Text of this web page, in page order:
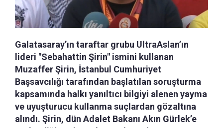
Galatasaray’ın taraftar grubu UltraAslan’ın
lideri "Sebahattin Şirin" ismini kullanan
Muzaffer Şirin, İstanbul Cumhuriyet
Başsavcılığı tarafından başlatılan soruşturma
kapsamında halkı yanıltıcı bilgiyi alenen yayma
ve uyuşturucu kullanma suçlardan gözaltına
alındı. Şirin, dün Adalet Bakanı Akın Gürlek’e